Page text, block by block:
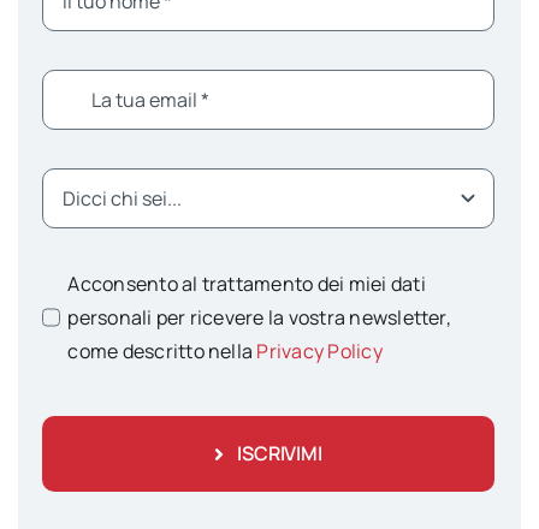
Acconsento al trattamento dei miei dati
personali per ricevere la vostra newsletter,
come descritto nella Privacy Policy
ISCRIVIMI